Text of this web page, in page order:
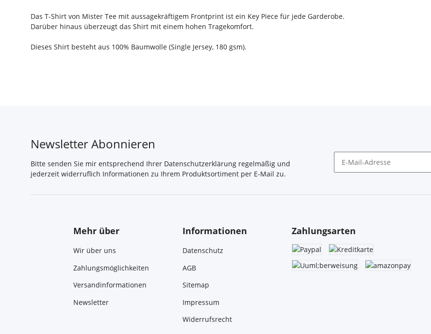
Das T-Shirt von Mister Tee mit aussagekräftigem Frontprint ist ein Key Piece für jede Garderobe.
Darüber hinaus überzeugt das Shirt mit einem hohen Tragekomfort.
Dieses Shirt besteht aus 100% Baumwolle (Single Jersey, 180 gsm).
Newsletter Abonnieren
Bitte senden Sie mir entsprechend Ihrer Datenschutzerklärung regelmäßig und
jederzeit widerruflich Informationen zu Ihrem Produktsortiment per E-Mail zu.
Mehr über
Wir über uns
Zahlungsmöglichkeiten
Versandinformationen
Newsletter
Informationen
Datenschutz
AGB
Sitemap
Impressum
Widerrufsrecht
Zahlungsarten